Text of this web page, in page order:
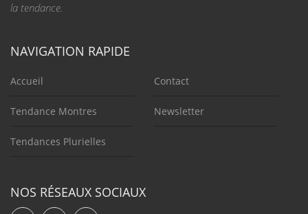
la tendance.
NAVIGATION RAPIDE
Accueil
Tendance Montres
Tendances Plurielles
Contact
Newsletter
NOS RÉSEAUX SOCIAUX